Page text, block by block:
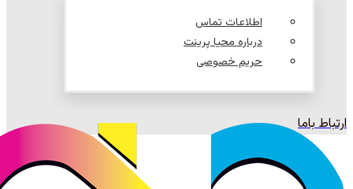
اطلاعات تماس
درباره محیا پرینت
حریم خصوصی
ارتباط باما